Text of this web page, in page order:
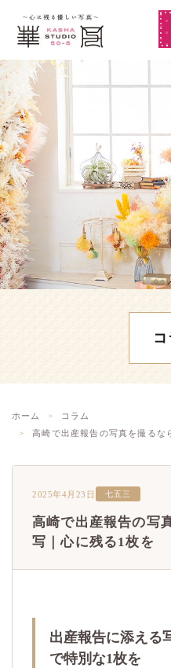
ホーム
コラム
高崎で出産報告の写真を撮るな
2025年4月23日 七五三
高崎で出産報告の写
写｜心に残る1枚を
出産報告に添える
で特別な1枚を